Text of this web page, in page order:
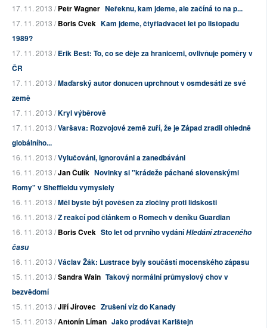
17. 11. 2013 /Petr Wagner Neřeknu, kam jdeme, ale začíná to na p...
17. 11. 2013 /Boris Cvek Kam jdeme, čtyřiadvacet let po listopadu
1989?
17. 11. 2013 /Erik Best: To, co se děje za hranicemi, ovlivňuje poměry v
ČR
17. 11. 2013 /Maďarský autor donucen uprchnout v osmdesáti ze své
země
17. 11. 2013 /Kryl výběrově
17. 11. 2013 /Varšava: Rozvojové země zuří, že je Západ zradil ohledně
globálního...
16. 11. 2013 /Vylučováni, ignorováni a zanedbáváni
16. 11. 2013 /Jan Čulík Novinky si "krádeže páchané slovenskými
Romy" v Sheffieldu vymyslely
16. 11. 2013 /Měl byste být pověšen za zločiny proti lidskosti
16. 11. 2013 /Z reakcí pod článkem o Romech v deníku Guardian
16. 11. 2013 /Boris Cvek Sto let od prvního vydáníHledání ztraceného
času
16. 11. 2013 /Václav Žák: Lustrace byly součástí mocenského zápasu
15. 11. 2013 /Sandra Wain Takový normální průmyslový chov v
bezvědomí
15. 11. 2013 /Jiří Jírovec Zrušení víz do Kanady
15. 11. 2013 /Antonín Líman Jako prodávat Karlštejn